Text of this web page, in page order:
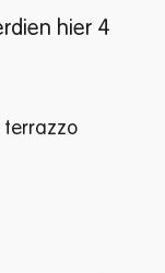
hier 4
terrazzo